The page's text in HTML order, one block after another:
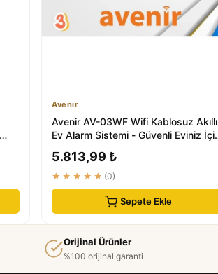
Avenir
Avenir AV-03WF Wifi Kablosuz Akıllı
Ev Alarm Sistemi - Güvenli Eviniz
5.813,99 ₺
★★★★★ (0)
Sepete Ekle
Orijinal Ürünler
%100 orijinal garanti